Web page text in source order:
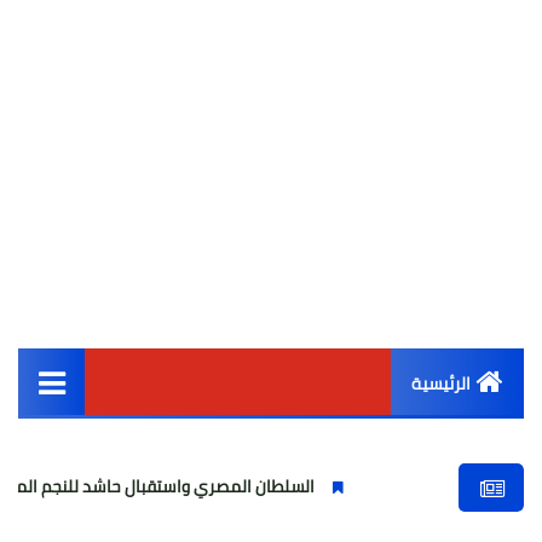
الرئيسية
أخبار مصر
السلطان المصري واستقبال حاشد للنجم المصري